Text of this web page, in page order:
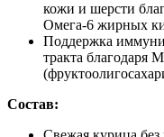
кожи и шерсти
Омега-6 жирных
Поддержка
тракта благодаря
Состав: